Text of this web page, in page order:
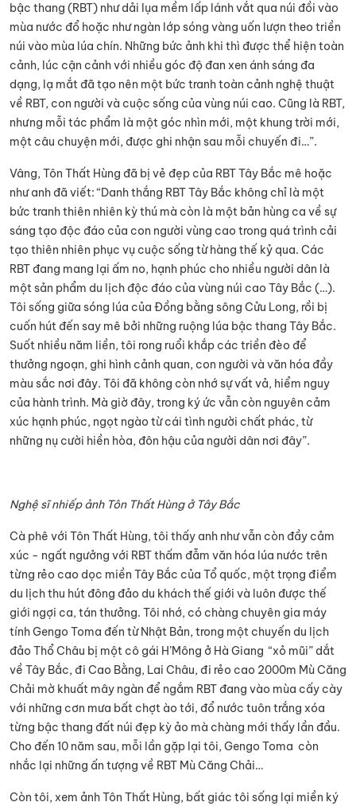
bậc thang (RBT) như dải lụa mềm lấp lánh vắt qua núi đồi vào
mùa nước đổ hoặc như ngàn lớp sóng vàng uốn lượn theo triền
núi vào mùa lúa chín. Những bức ảnh khi thì được thể hiện toàn
cảnh, lúc cận cảnh với nhiều góc độ đan xen ánh sáng đa
dạng, lạ mắt đã tạo nên một bức tranh toàn cảnh nghệ thuật
về RBT, con người và cuộc sống của vùng núi cao. Cũng là RBT,
nhưng mỗi tác phẩm là một góc nhìn mới, một khung trời mới,
một câu chuyện mới, được ghi nhận sau mỗi chuyến đi…”.
Vâng, Tôn Thất Hùng đã bị vẻ đẹp của RBT Tây Bắc mê hoặc
như anh đã viết: “Danh thắng RBT Tây Bắc không chỉ là một
bức tranh thiên nhiên kỳ thú mà còn là một bản hùng ca về sự
sáng tạo độc đáo của con người vùng cao trong quá trình cải
tạo thiên nhiên phục vụ cuộc sống từ hàng thế kỷ qua. Các
RBT đang mang lại ấm no, hạnh phúc cho nhiều người dân là
một sản phẩm du lịch độc đáo của vùng núi cao Tây Bắc (…).
Tôi sống giữa sóng lúa của Đồng bằng sông Cửu Long, rồi bị
cuốn hút đến say mê bởi những ruộng lúa bậc thang Tây Bắc.
Suốt nhiều năm liền, tôi rong ruổi khắp các triền đèo để
thưởng ngoạn, ghi hình cảnh quan, con người và văn hóa đầy
màu sắc nơi đây. Tôi đã không còn nhớ sự vất vả, hiểm nguy
của hành trình. Mà giờ đây, trong ký ức vẫn còn nguyên cảm
xúc hạnh phúc, ngọt ngào từ cái tình người chất phác, từ
những nụ cười hiền hòa, đôn hậu của người dân nơi đây”.
Nghệ sĩ nhiếp ảnh Tôn Thất Hùng ở Tây Bắc
Cà phê với Tôn Thất Hùng, tôi thấy anh như vẫn còn đầy cảm
xúc - ngất ngưởng với RBT thấm đẫm văn hóa lúa nước trên
từng rẻo cao dọc miền Tây Bắc của Tổ quốc, một trọng điểm
du lịch thu hút đông đảo du khách thế giới và luôn được thế
giới ngợi ca, tán thưởng. Tôi nhớ, có chàng chuyên gia máy
tính Gengo Toma đến từ Nhật Bản, trong một chuyến du lịch
đảo Thổ Châu bị một cô gái H’Mông ở Hà Giang “xỏ mũi” dắt
về Tây Bắc, đi Cao Bằng, Lai Châu, đi rẻo cao 2000m Mù Căng
Chải mờ khuất mây ngàn để ngắm RBT đang vào mùa cấy cày
với những cơn mưa bất chợt ào tới, đổ nước tuôn trắng xóa
từng bậc thang đất núi đẹp kỳ ảo mà chàng mới thấy lần đầu.
Cho đến 10 năm sau, mỗi lần gặp lại tôi, Gengo Toma còn
nhắc lại những ấn tượng về RBT Mù Căng Chải…
Còn tôi, xem ảnh Tôn Thất Hùng, bất giác tôi sống lại miền ký